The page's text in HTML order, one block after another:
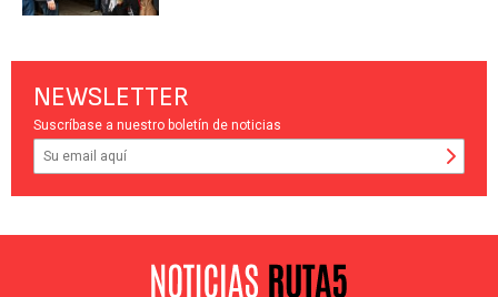
NEWSLETTER
Suscríbase a nuestro boletín de noticias